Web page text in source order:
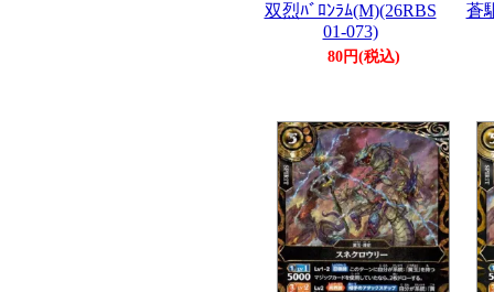
双烈ﾊﾞﾛﾝﾗﾑ(M)(26RBS
01-073)
80円(税込)
蒼